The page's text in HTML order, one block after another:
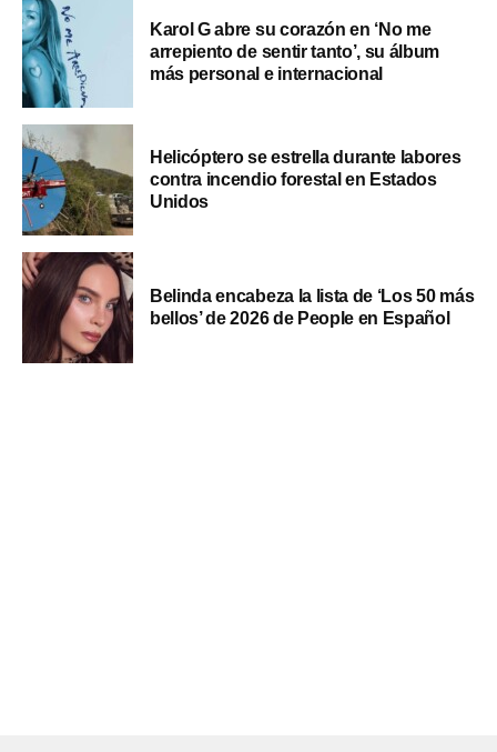
Karol G abre su corazón en ‘No me
arrepiento de sentir tanto’, su álbum
más personal e internacional
Helicóptero se estrella durante labores
contra incendio forestal en Estados
Unidos
Belinda encabeza la lista de ‘Los 50 más
bellos’ de 2026 de People en Español